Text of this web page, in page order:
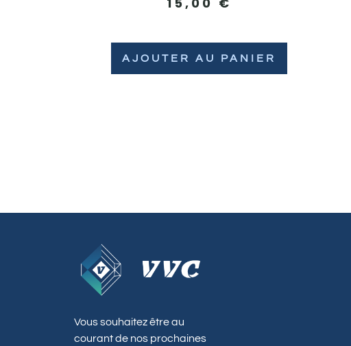
AJOUTER AU PANIER
Vous souhaitez être au
courant de nos prochaines